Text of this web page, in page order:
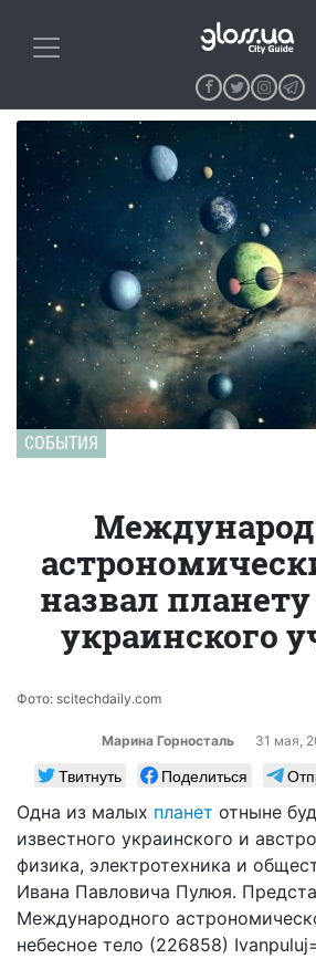
СОБЫТИЯ
назвал
украинского
Фото: scitechdaily.com
Марина Горносталь 31 мая,
Твитнуть Поделиться
Одна из малых планет отныне
известного украинского и
физика, электротехника и
Ивана Павловича Пулюя.
Международного
небесное тело (226858)